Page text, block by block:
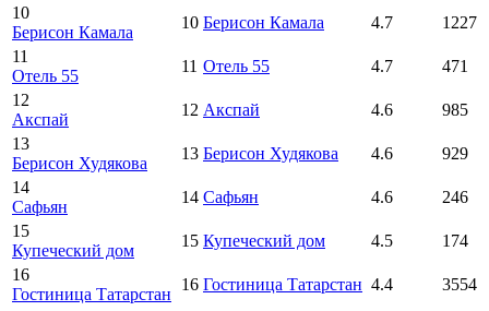
10
Берисон Камала
10 Берисон Камала 4.7
1227
11
Отель 55
11 Отель 55 4.7
471
12
Акспай
12 Акспай 4.6
985
13
Берисон Худякова
13 Берисон Худякова 4.6
929
14
Сафьян
14 Сафьян 4.6
246
15
Купеческий дом
15 Купеческий дом 4.5
174
16
Гостиница Татарстан
16 Гостиница Татарстан 4.4
3554